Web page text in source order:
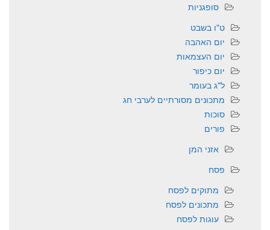
סופגניות
ט"ו בשבט
יום האהבה
יום העצמאות
יום כיפור
ל"ג בעומר
מתכונים מסורתיים לערבי חג
סוכות
פורים
אזני המן
פסח
מתוקים לפסח
מתכונים לפסח
עוגות לפסח